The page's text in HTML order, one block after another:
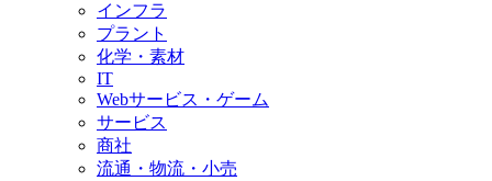
インフラ
プラント
化学・素材
IT
Webサービス・ゲーム
サービス
商社
流通・物流・小売